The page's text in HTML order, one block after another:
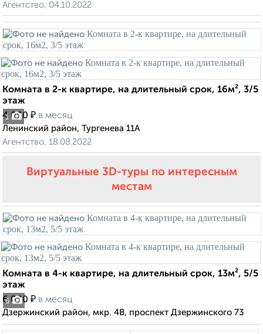
Агентство, 04.10.2022
1
Комната в 2-к квартире, на длительный срок, 16м², 3/5
этаж
4 000 ₽ в месяц
Ленинский район, Тургенева 11А
Агентство, 18.08.2022
Виртуальные 3D-туры по интересным
местам
6
Комната в 4-к квартире, на длительный срок, 13м², 5/5
этаж
6 000 ₽ в месяц
Дзержинский район, мкр. 4В, проспект Дзержинского 73